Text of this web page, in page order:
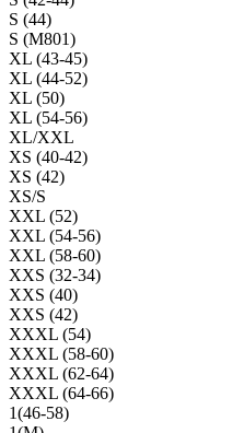
S (44)
S (M801)
XL (43-45)
XL (44-52)
XL (50)
XL (54-56)
XL/XXL
XS (40-42)
XS (42)
XS/S
XXL (52)
XXL (54-56)
XXL (58-60)
XXS (32-34)
XXS (40)
XXS (42)
XXXL (54)
XXXL (58-60)
XXXL (62-64)
XXXL (64-66)
1(46-58)